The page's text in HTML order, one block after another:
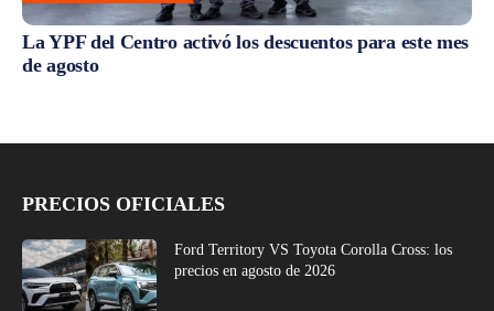
La YPF del Centro activó los descuentos para este mes
de agosto
PRECIOS OFICIALES
Ford Territory VS Toyota Corolla Cross: los
precios en agosto de 2026